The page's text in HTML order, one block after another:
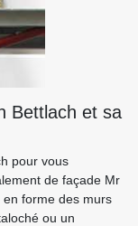
Bettlach et sa
pour vous
de façade Mr
forme des murs
ou un